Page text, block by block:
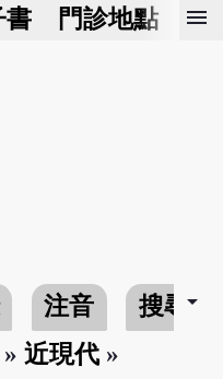
書 門診地點 預
menu
注音 搜尋arrow_drop_down
近現代 »